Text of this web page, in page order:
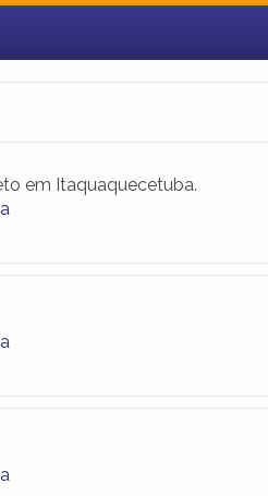
em Itaquaquecetuba.